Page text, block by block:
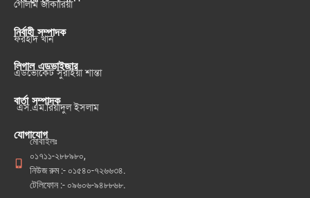
গোলাম জাকারিয়া
নির্বাহী সম্পাদক
ফরহাদ খান
লিগাল এডভাইজার
এডভোকেট সুরাইয়া শান্তা
বার্তা সম্পাদক
এস.এম.রিয়াদুল ইসলাম
যোগাযোগ
মোবাইলঃ
০১৭১১-২৮৮৯৮০,
নিউজ রুম :- ০১৫৪০-৭২৬৬৩৪.
টেলিফোন :- ০৯৬০৬-৯৪৮৮৬৮.